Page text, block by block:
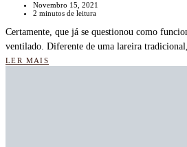
Novembro 15, 2021
2 minutos de leitura
Certamente, que já se questionou como
ventilado. Diferente de uma lareira
LER MAIS